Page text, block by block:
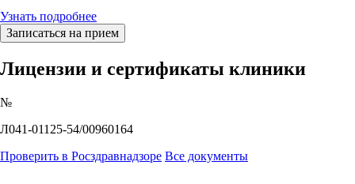
Узнать подробнее
Записаться на прием
Лицензии и сертификаты клиники
№
Л041-01125-54/00960164
Проверить в Росздравнадзоре Все документы